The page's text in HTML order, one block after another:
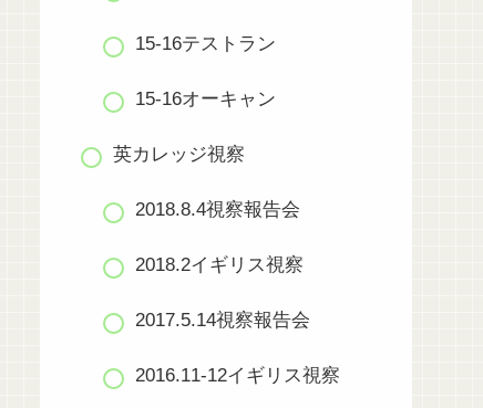
15-16テストラン
15-16オーキャン
英カレッジ視察
2018.8.4視察報告会
2018.2イギリス視察
2017.5.14視察報告会
2016.11-12イギリス視察